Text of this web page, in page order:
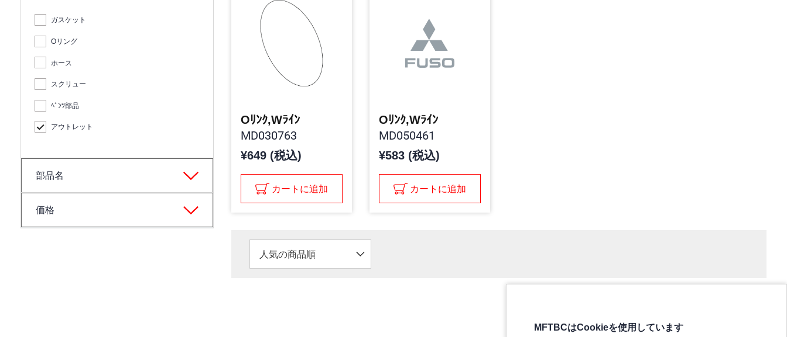
ガスケット
Oリング
ホース
スクリュー
ﾍﾞﾝﾂ部品
アウトレット
部品名
価格
Oﾘﾝｸ,Wﾗｲﾝ
MD030763
¥649 (税込)
カートに追加
Oﾘﾝｸ,Wﾗｲﾝ
MD050461
¥583 (税込)
カートに追加
人気の商品順
MFTBCはCookieを使用しています